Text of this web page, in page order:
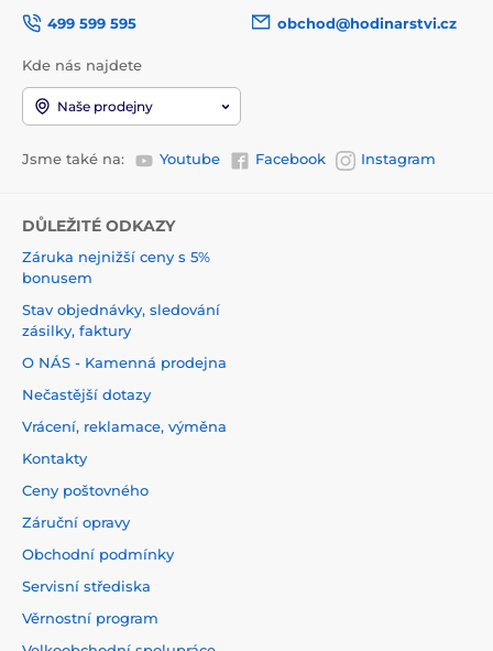
499 599 595
obchod@hodinarstvi.cz
Kde nás najdete
Naše prodejny
Jsme také na: Youtube Facebook Instagram
DŮLEŽITÉ ODKAZY
Záruka nejnižší ceny s 5%
bonusem
Stav objednávky, sledování
zásilky, faktury
O NÁS - Kamenná prodejna
Nečastější dotazy
Vrácení, reklamace, výměna
Kontakty
Ceny poštovného
Záruční opravy
Obchodní podmínky
Servisní střediska
Věrnostní program